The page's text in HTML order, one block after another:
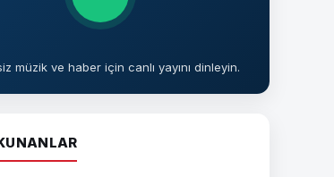
müzik ve haber için canlı yayını dinleyin.